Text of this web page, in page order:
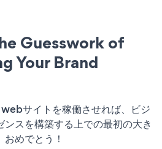
Guesswork of
Your Brand
サイトを稼働させれば、ビジ
スを構築する上での最初の大き
めでとう！